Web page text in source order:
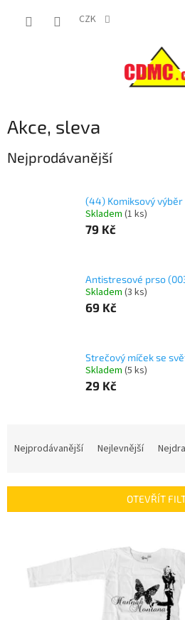
CZK
Akce, sleva
Nejprodávanější
(44) Komiksový
Skladem (1 ks)
79 Kč
Antistresové prso
Skladem (3 ks)
69 Kč
Strečový míček se
Skladem (5 ks)
29 Kč
í
Nejprodávanější Nejlevnější
OTEVŘÍT